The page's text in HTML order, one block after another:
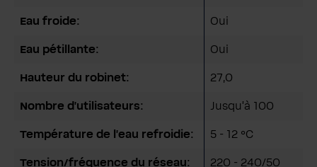
Eau froide: Oui
Eau pétillante: Oui
Hauteur du robinet: 27,0
Nombre d'utilisateurs: Jusqu'à 100
Température de l'eau refroidie: 5 - 12 °C
Tension/fréquence du réseau:
220 - 240/50